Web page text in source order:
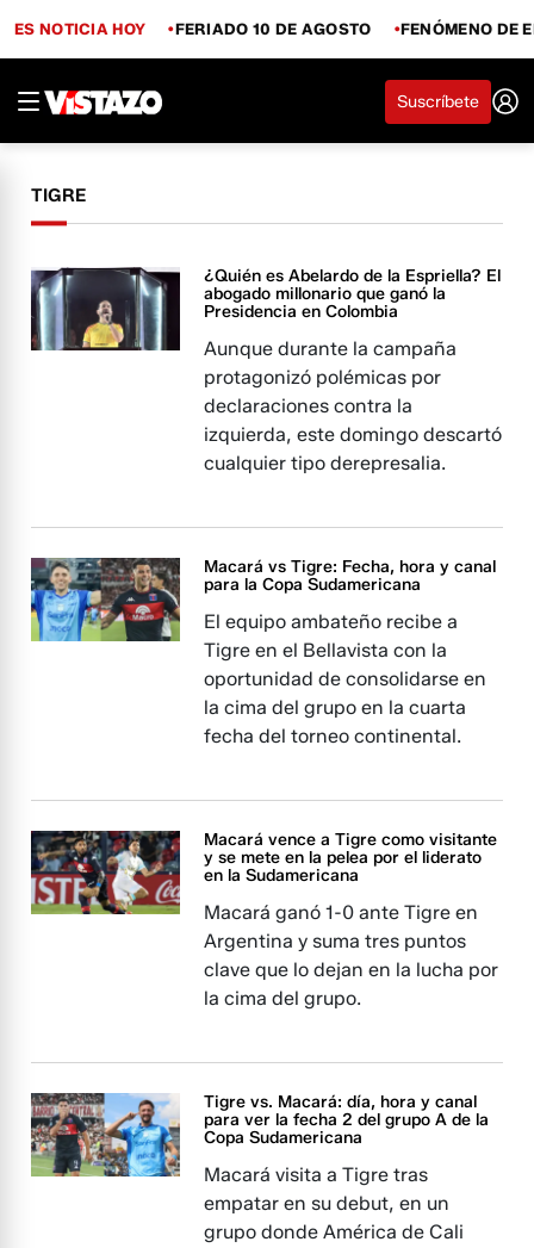
ES NOTICIA HOY FERIADO 10 DE AGOSTO FENÓMENO DE
Suscríbete
TIGRE
¿Quién es Abelardo de la Espriella? El
abogado millonario que ganó la
Presidencia en Colombia
Aunque durante la campaña
protagonizó polémicas por
declaraciones contra la
izquierda, este domingo descartó
cualquier tipo derepresalia.
Macará vs Tigre: Fecha, hora y canal
para la Copa Sudamericana
El equipo ambateño recibe a
Tigre en el Bellavista con la
oportunidad de consolidarse en
la cima del grupo en la cuarta
fecha del torneo continental.
Macará vence a Tigre como visitante
y se mete en la pelea por el liderato
en la Sudamericana
Macará ganó 1-0 ante Tigre en
Argentina y suma tres puntos
clave que lo dejan en la lucha por
la cima del grupo.
Tigre vs. Macará: día, hora y canal
para ver la fecha 2 del grupo A de la
Copa Sudamericana
Macará visita a Tigre tras
empatar en su debut, en un
grupo donde América de Cali